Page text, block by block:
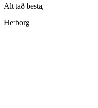
Alt tað besta,
Herborg